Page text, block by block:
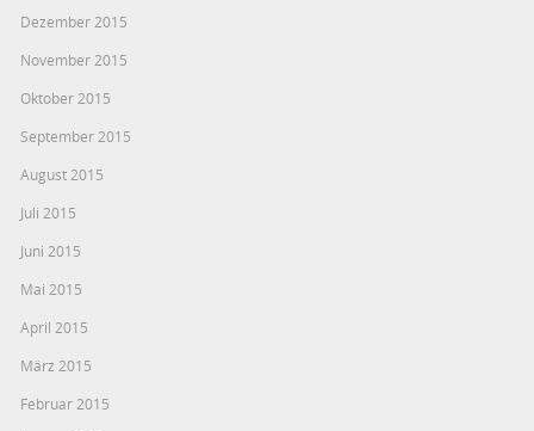
Dezember 2015
November 2015
Oktober 2015
September 2015
August 2015
Juli 2015
Juni 2015
Mai 2015
April 2015
März 2015
Februar 2015